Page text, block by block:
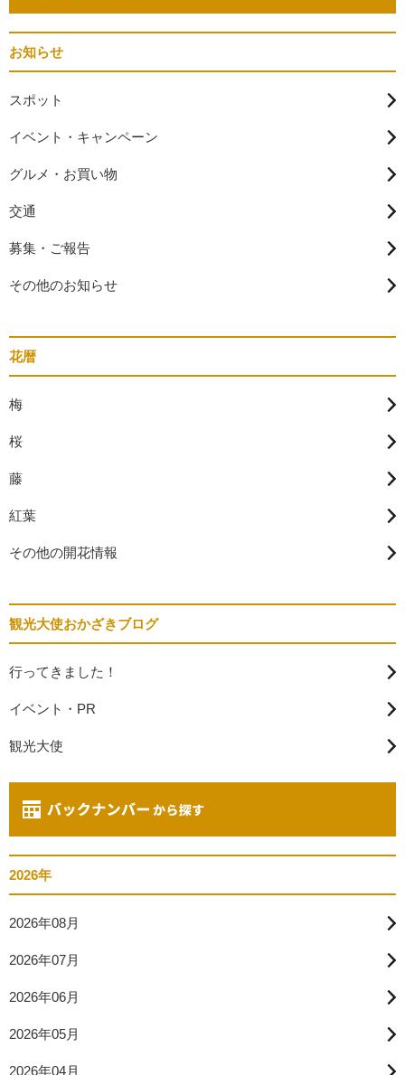
お知らせ
スポット
イベント・キャンペーン
グルメ・お買い物
交通
募集・ご報告
その他のお知らせ
花暦
梅
桜
藤
紅葉
その他の開花情報
観光大使おかざきブログ
行ってきました！
イベント・PR
観光大使
2026年
2026年08月
2026年07月
2026年06月
2026年05月
2026年04月